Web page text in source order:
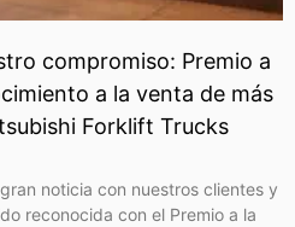
compromiso: Premio a
a la venta de más
Forklift Trucks
noticia con nuestros clientes y
reconocida con el Premio a la